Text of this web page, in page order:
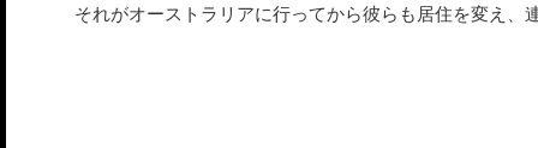
それがオーストラリアに行ってから彼らも居住を変え、